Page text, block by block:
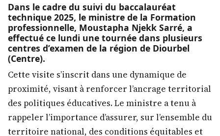
Dans le cadre du suivi du baccalauréat
technique 2025, le ministre de la Formation
professionnelle, Moustapha Njekk Sarré, a
effectué ce lundi une tournée dans plusieurs
centres d’examen de la région de Diourbel
(Centre).
Cette visite s’inscrit dans une dynamique de
proximité, visant à renforcer l’ancrage territorial
des politiques éducatives. Le ministre a tenu à
rappeler l’importance d’assurer, sur l’ensemble du
territoire national, des conditions équitables et